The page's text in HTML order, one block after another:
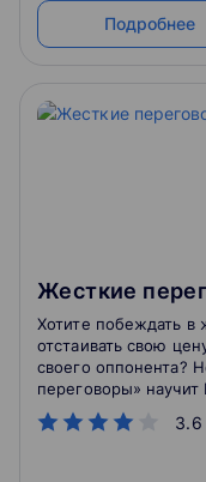
Подробнее
Жесткие
3.6
Хотите побеждать в
отстаивать свою
своего оппонента?
переговоры» научит
самые тяжелые
специально для